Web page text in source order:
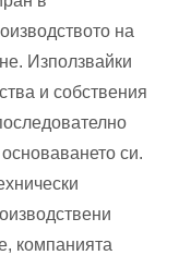
на
Използвайки
и собствения
си.
компанията